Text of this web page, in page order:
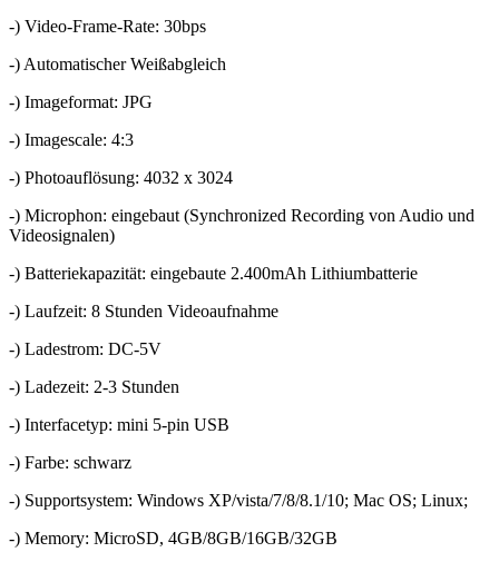
-) Video-Frame-Rate: 30bps
-) Automatischer Weißabgleich
-) Imageformat: JPG
-) Imagescale: 4:3
-) Photoauflösung: 4032 x 3024
-) Microphon: eingebaut (Synchronized Recording von Audio und
Videosignalen)
-) Batteriekapazität: eingebaute 2.400mAh Lithiumbatterie
-) Laufzeit: 8 Stunden Videoaufnahme
-) Ladestrom: DC-5V
-) Ladezeit: 2-3 Stunden
-) Interfacetyp: mini 5-pin USB
-) Farbe: schwarz
-) Supportsystem: Windows XP/vista/7/8/8.1/10; Mac OS; Linux;
-) Memory: MicroSD, 4GB/8GB/16GB/32GB